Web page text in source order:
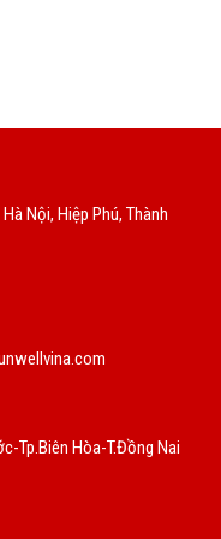
Nội, Hiệp Phú, Thành
Tp.Biên Hòa-T.Đồng Nai